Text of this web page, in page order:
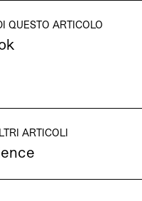
QUESTO ARTICOLO
ARTICOLI